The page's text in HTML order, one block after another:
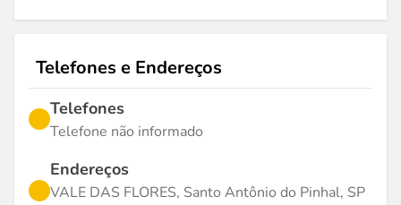
Telefones e Endereços
Telefones
Telefone não informado
Endereços
VALE DAS FLORES, Santo Antônio do Pinhal, SP